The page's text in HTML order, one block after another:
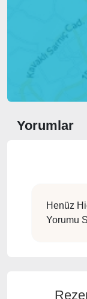
Yorumlar
Henüz
Yorumu